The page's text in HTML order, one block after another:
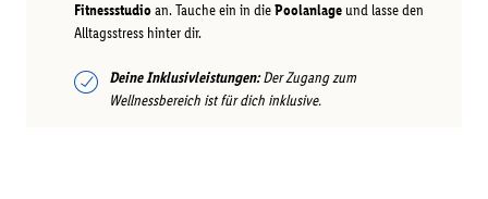
Fitnessstudioan. Tauche ein in diePoolanlage und lasse den
Alltagsstress hinter dir.
Deine Inklusivleistungen:Der Zugang zum
Wellnessbereich ist für dich inklusive.